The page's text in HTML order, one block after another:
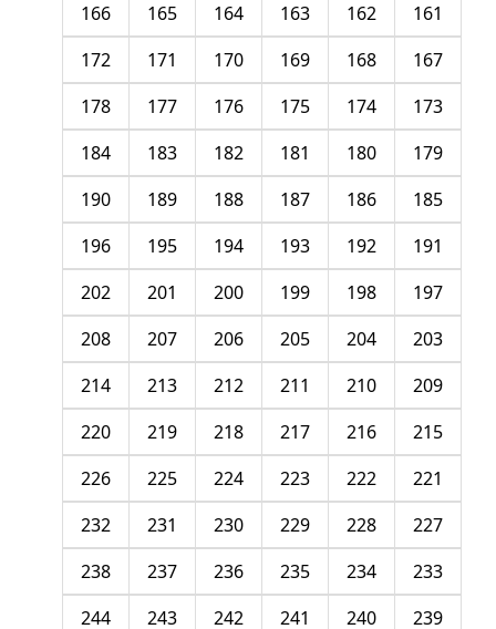
161
162
163
164
165
166
167
168
169
170
171
172
173
174
175
176
177
178
179
180
181
182
183
184
185
186
187
188
189
190
191
192
193
194
195
196
197
198
199
200
201
202
203
204
205
206
207
208
209
210
211
212
213
214
215
216
217
218
219
220
221
222
223
224
225
226
227
228
229
230
231
232
233
234
235
236
237
238
239
240
241
242
243
244